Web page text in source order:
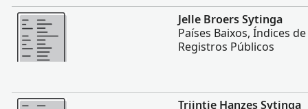
Mais
Jelle Broers Sytinga
Países Baixos, Índices
Registros Públicos
Mais
Trijntje Hanzes Sytinga